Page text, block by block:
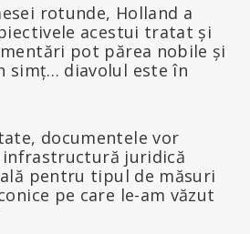
rotunde, Holland a
acestui tratat și
pot părea nobile și
simț… diavolul este în
documentele vor
infrastructură juridică
pentru tipul de măsuri
pe care le-am văzut